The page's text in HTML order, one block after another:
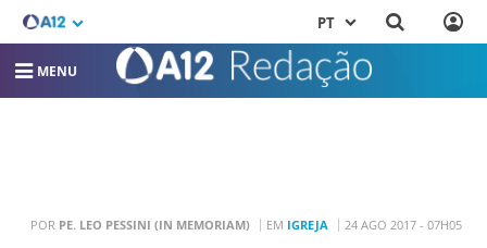
PT
MENU
POR PE. LEO PESSINI (IN MEMORIAM) EM IGREJA 24 AGO 2017 - 07H05